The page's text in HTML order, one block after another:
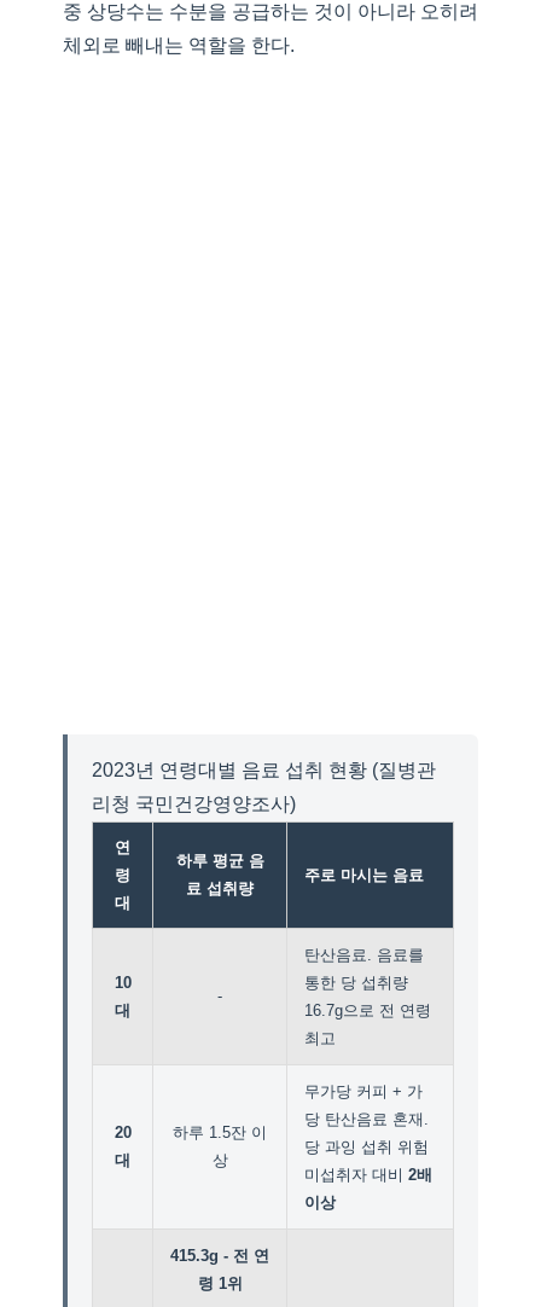
중 상당수는 수분을 공급하는 것이 아니라 오히려
체외로 빼내는 역할을 한다.
2023년 연령대별 음료 섭취 현황 (질병관
리청 국민건강영양조사)
연
령
대
하루 평균 음
료 섭취량
주로 마시는 음료
10
대
-
탄산음료. 음료를
통한 당 섭취량
16.7g으로 전 연령
최고
20
대
하루 1.5잔 이
상
무가당 커피 + 가
당 탄산음료 혼재.
당 과잉 섭취 위험
미섭취자 대비 2배
이상
415.3g - 전 연
령 1위